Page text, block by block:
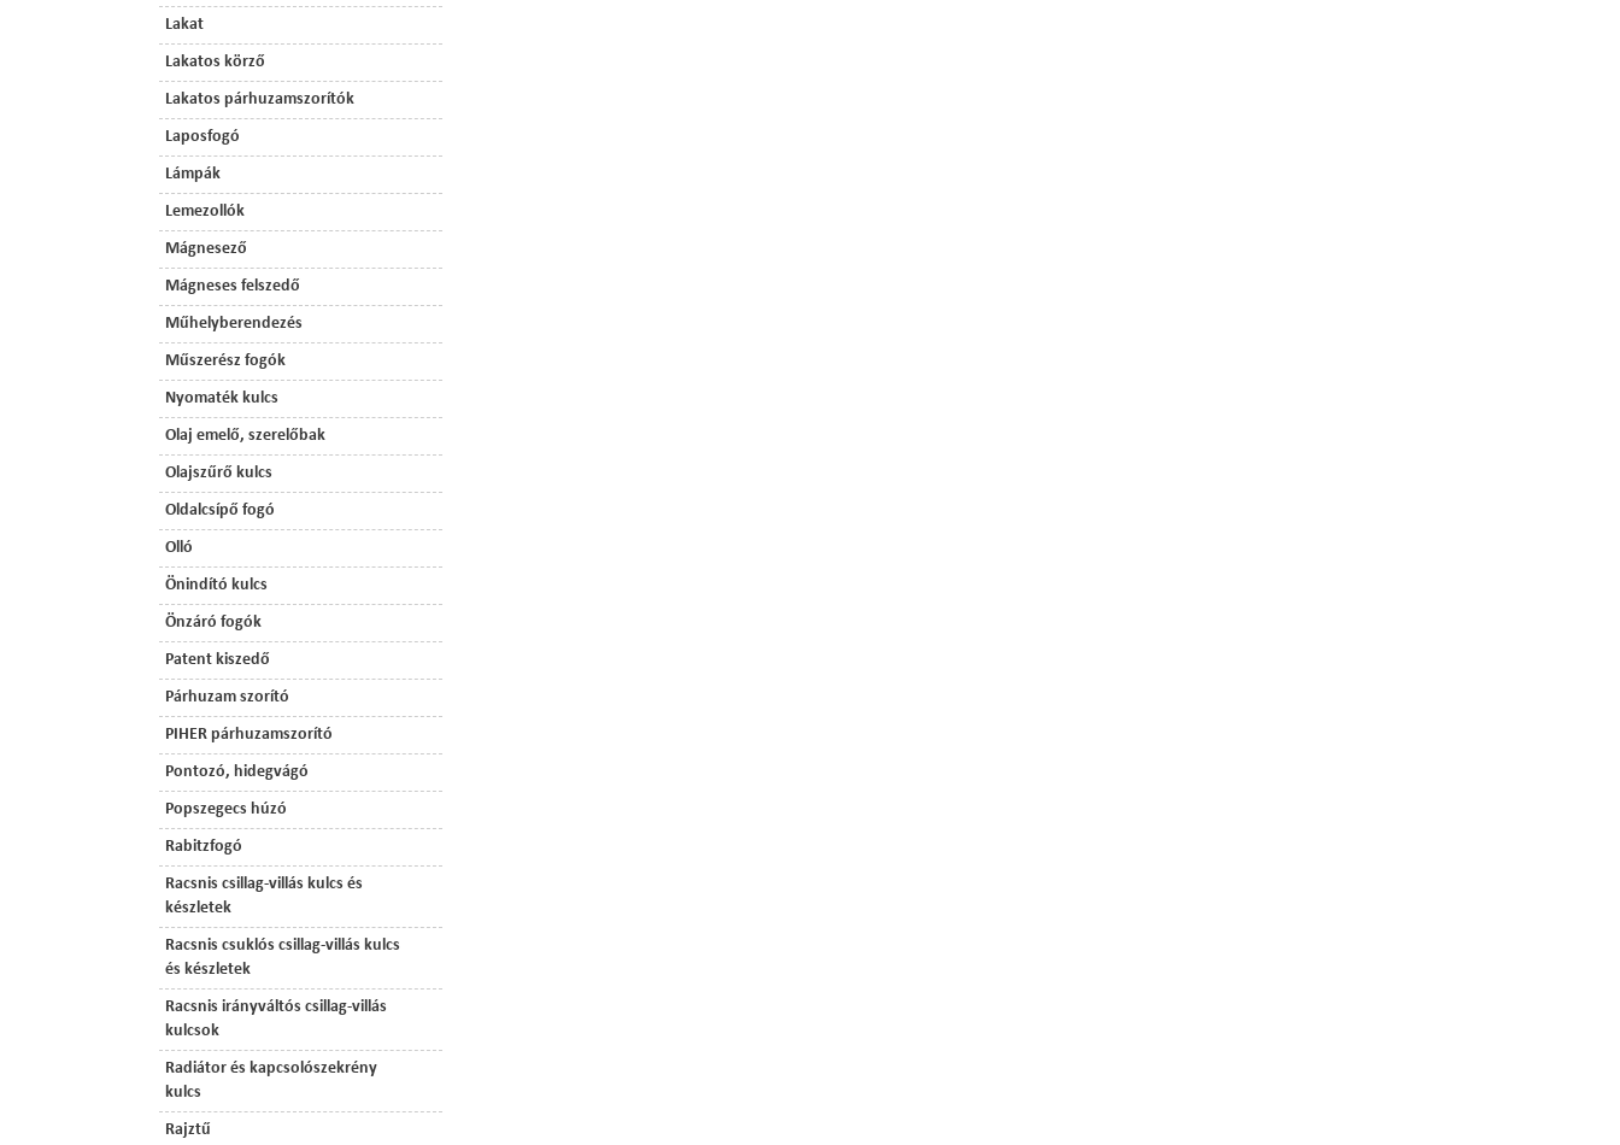
Lakat
Lakatos körző
Lakatos párhuzamszorítók
Laposfogó
Lámpák
Lemezollók
Mágnesező
Mágneses felszedő
Műhelyberendezés
Műszerész fogók
Nyomaték kulcs
Olaj emelő, szerelőbak
Olajszűrő kulcs
Oldalcsípő fogó
Olló
Önindító kulcs
Önzáró fogók
Patent kiszedő
Párhuzam szorító
PIHER párhuzamszorító
Pontozó, hidegvágó
Popszegecs húzó
Rabitzfogó
Racsnis csillag-villás kulcs és
készletek
Racsnis csuklós csillag-villás kulcs
és készletek
Racsnis irányváltós csillag-villás
kulcsok
Radiátor és kapcsolószekrény
kulcs
Rajztű